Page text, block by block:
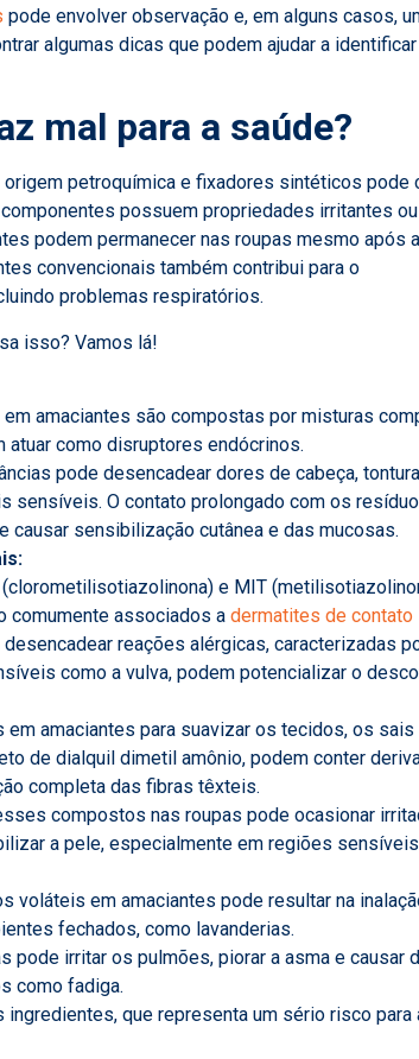
pode envolver observação e, em alguns casos,
algumas dicas que podem ajudar a
mal para a saúde?
petroquímica e fixadores sintéticos pode
possuem propriedades irritantes ou
podem permanecer nas roupas mesmo após a
convencionais também contribui para o
problemas respiratórios.
isso? Vamos lá!
amaciantes são compostas por misturas
como disruptores endócrinos.
pode desencadear dores de cabeça,
sensíveis. O contato prolongado com os
sensibilização cutânea e das mucosas.
e MIT
comumente associados a dermatites de contato
reações alérgicas, caracterizadas
como a vulva, podem potencializar o
amaciantes para suavizar os tecidos, os sais
de dialquil dimetil amônio, podem conter
completa das fibras têxteis.
compostos nas roupas pode ocasionar
a pele, especialmente em regiões
voláteis em amaciantes pode resultar na
fechados, como lavanderias.
pode irritar os pulmões, piorar a asma e causar
como fadiga.
que representa um sério risco para